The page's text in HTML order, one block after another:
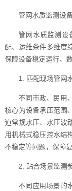
管网水质监测设
管网水质监测设
配、运维条件多维度
保障设备稳定运行、
1. 匹配现场管网
不同市政、民用
核心为设备承压范围
道常规水压、水压波
用机械式稳压控水结
不稳定等问题，保障
2. 贴合场景监测
不同应用场景的